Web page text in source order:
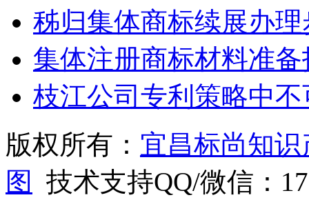
秭归集体商标续展办
集体注册商标材料准备
枝江公司专利策略中
版权所有： 宜昌标尚知
图
技术支持QQ/微信：